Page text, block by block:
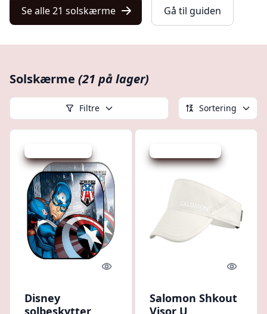
Se alle 21 solskærme Gå til guiden
Solskærme (21 på lager)
Filtre Sortering
Quick look
Disney
solbeskytter
Quick
Salomon Shkout
Visor U,